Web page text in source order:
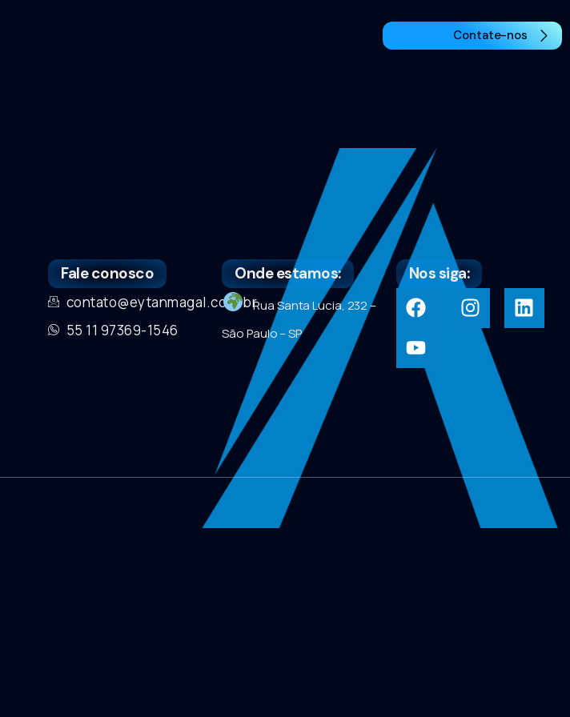
Contate-nos
Fale conosco
contato@eytanmagal.com.br
55 11 97369-1546
Onde estamos:
Rua Santa Lucia, 232 –
São Paulo – SP
Nos siga: